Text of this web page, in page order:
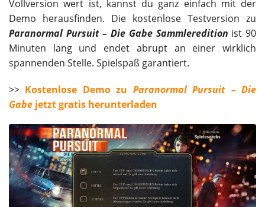
Vollversion wert ist, kannst du ganz einfach mit der
Demo herausfinden. Die kostenlose Testversion zu
Paranormal Pursuit – Die Gabe Sammleredition ist 90
Minuten lang und endet abrupt an einer wirklich
spannenden Stelle. Spielspaß garantiert.
>> Kostenlose Demo zu Paranormal Pursuit – Die
Gabe jetzt gratis herunterladen